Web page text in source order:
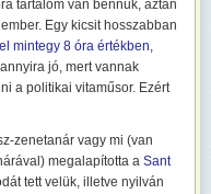
tartalom van bennük, aztán
Egy kicsit hosszabban
mintegy 8 óra értékben,
jó, mert vannak
a politikai vitaműsor. Ezért
zenetanár vagy mi (van
megalapította a Sant
tett velük, illetve nyilván